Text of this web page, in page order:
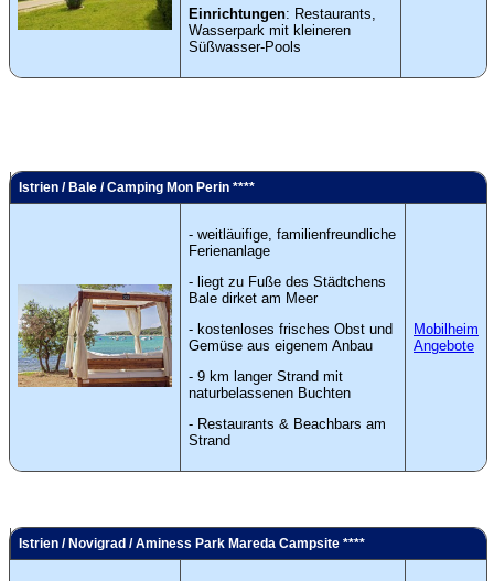
Einrichtungen: Restaurants,
Wasserpark mit kleineren
Süßwasser-Pools
Istrien / Bale / Camping Mon Perin ****
- weitläuifige, familienfreundliche
Ferienanlage
- liegt zu Fuße des Städtchens
Bale dirket am Meer
- kostenloses frisches Obst und
Gemüse aus eigenem Anbau
- 9 km langer Strand mit
naturbelassenen Buchten
- Restaurants & Beachbars am
Strand
Mobilheim
Angebote
Istrien / Novigrad / Aminess Park Mareda Campsite ****